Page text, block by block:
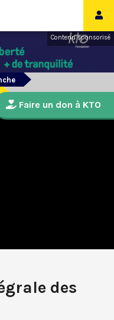
Contenu sponsorisé
des
Faire un don à KTO